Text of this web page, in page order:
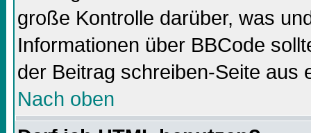
große Kontrolle darüber, was
Informationen über BBCode
der Beitrag schreiben-Seite aus
Nach oben